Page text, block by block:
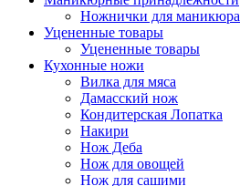
Ножнички для маникюра
Уцененные товары
Уцененные товары
Кухонные ножи
Вилка для мяса
Дамасский нож
Кондитерская Лопатка
Накири
Нож Деба
Нож для овощей
Нож для сашими